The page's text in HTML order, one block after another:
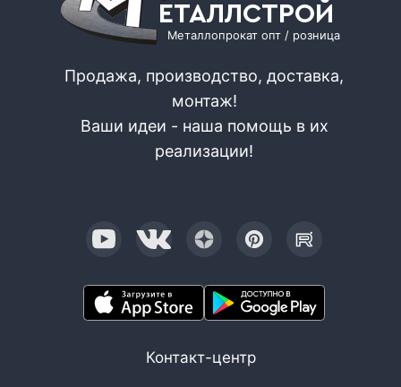
ЕТАЛЛСТРОЙ
Металлопрокат опт / розница
Продажа, производство, доставка,
монтаж!
Ваши идеи - наша помощь в их
реализации!
Контакт-центр